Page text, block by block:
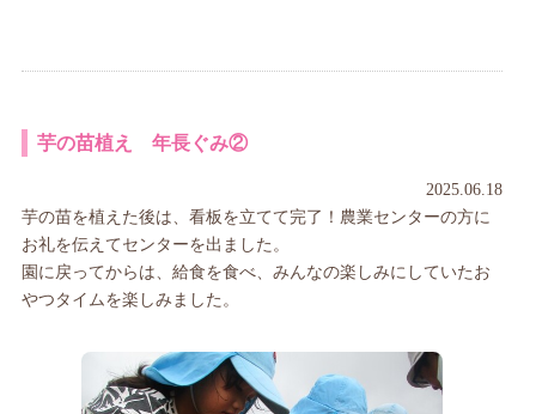
芋の苗植え 年長ぐみ②
2025.06.18
芋の苗を植えた後は、看板を立てて完了！農業センターの方に
お礼を伝えてセンターを出ました。
園に戻ってからは、給食を食べ、みんなの楽しみにしていたお
やつタイムを楽しみました。